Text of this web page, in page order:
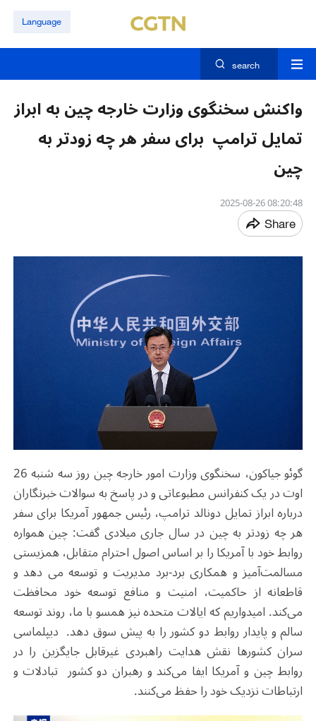
Language
search
واکنش سخنگوی وزارت خارجه چین به ابراز
تمایل ترامپ برای سفر هر چه زودتر به
چین
08:20:48 2025-08-26
Share
گوئو جیاکون، سخنگوی وزارت امور خارجه چین روز سه شنبه 26
اوت در یک کنفرانس مطبوعاتی و در پاسخ به سوالات خبرنگاران
درباره ابراز تمایل دونالد ترامپ، رئیس جمهور آمریکا برای سفر
هر چه زودتر به چین در سال جاری میلادی گفت: چین همواره
روابط خود با آمریکا را بر اساس اصول احترام متقابل، همزیستی
مسالمت‌آمیز و همکاری برد-برد مدیریت و توسعه می دهد و
قاطعانه از حاکمیت، امنیت و منافع توسعه خود محافظت
می‌کند. امیدواریم که ایالات متحده نیز همسو با ما، روند توسعه
سالم و پایدار روابط دو کشور را به پیش سوق دهد. دیپلماسی
سران کشورها نقش هدایت راهبردی غیرقابل جایگزین را در
روابط چین و آمریکا ایفا می‌کند و رهبران دو کشور تبادلات و
ارتباطات نزدیک خود را حفظ می‌کنند.